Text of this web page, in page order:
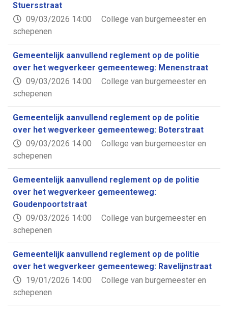
Stuersstraat
09/03/2026 14:00
College van burgemeester en
schepenen
Gemeentelijk aanvullend reglement op de politie
over het wegverkeer gemeenteweg: Menenstraat
09/03/2026 14:00
College van burgemeester en
schepenen
Gemeentelijk aanvullend reglement op de politie
over het wegverkeer gemeenteweg: Boterstraat
09/03/2026 14:00
College van burgemeester en
schepenen
Gemeentelijk aanvullend reglement op de politie
over het wegverkeer gemeenteweg:
Goudenpoortstraat
09/03/2026 14:00
College van burgemeester en
schepenen
Gemeentelijk aanvullend reglement op de politie
over het wegverkeer gemeenteweg: Ravelijnstraat
19/01/2026 14:00
College van burgemeester en
schepenen